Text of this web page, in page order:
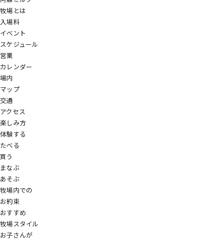
牧場とは
入場料
イベント
スケジュール
営業
カレンダー
場内
マップ
交通
アクセス
楽しみ方
体験する
たべる
買う
まなぶ
あそぶ
牧場内での
お約束
おすすめ
牧場スタイル
お子さんが